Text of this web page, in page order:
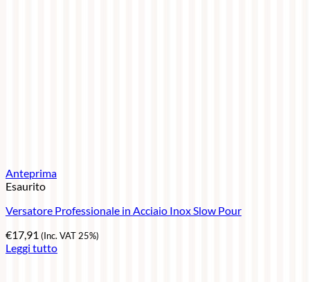
Anteprima
Esaurito
Versatore Professionale in Acciaio Inox Slow Pour
€17,91 (Inc. VAT 25%)
Leggi tutto